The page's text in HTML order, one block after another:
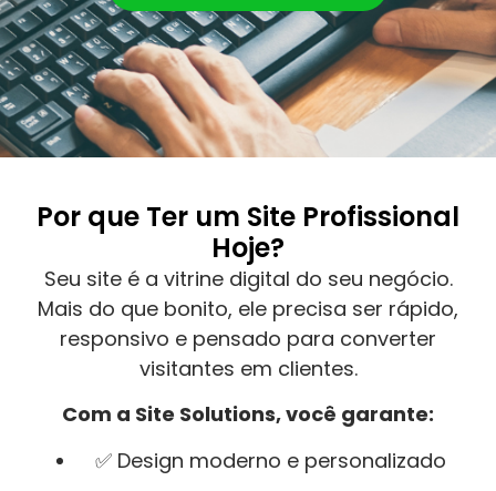
Por que Ter um Site Profissional
Hoje?
Seu site é a vitrine digital do seu negócio.
Mais do que bonito, ele precisa ser rápido,
responsivo e pensado para converter
visitantes em clientes.
Com a Site Solutions, você garante:
✅ Design moderno e personalizado